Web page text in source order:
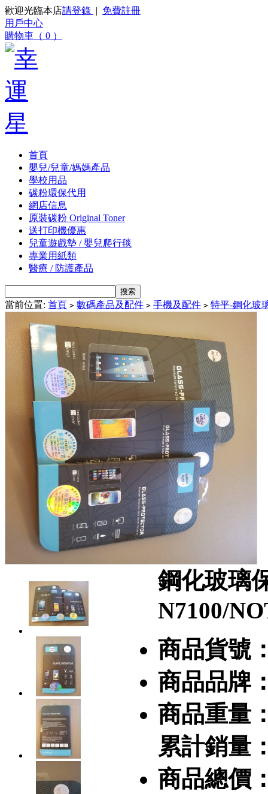
歡迎光臨本店請登錄 | 免費註冊
用戶中心
購物車（ 0 ）
首頁
嬰兒/兒童/媽媽產品
學校用品
碳粉環保代用
網店信息
原裝碳粉 Original Toner
送打印機優惠
兒童遊戲墊 / 嬰兒爬行毯
專業用紙類
醫療 / 防護產品
當前位置: 首頁 > 數碼產品及配件 > 手機及配件 > 特平-鋼化玻
鋼化玻璃
N7100/
商品貨號
商品品牌
商品重量
累計銷量
商品總價